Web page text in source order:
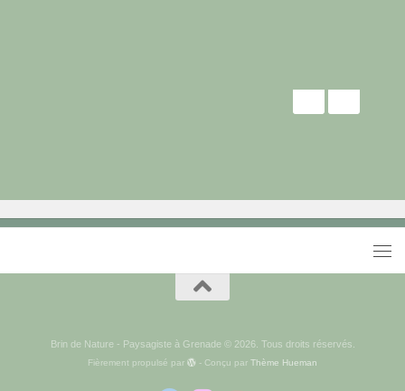
Brin de Nature - Paysagiste à Grenade © 2026. Tous droits réservés.
Fièrement propulsé par - Conçu par Thème Hueman